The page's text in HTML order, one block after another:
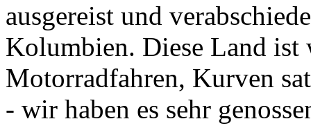
ausgereist und
Kolumbien. Diese Land ist
Motorradfahren, Kurven
- wir haben es sehr